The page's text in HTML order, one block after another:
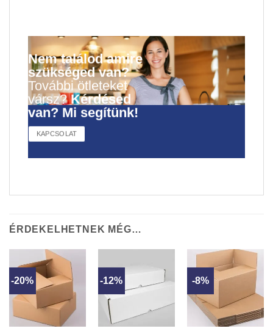
Nem találod amire
szükséged van?
További ötleteket
vársz?Kérdésed
van? Mi segítünk!
KAPCSOLAT
ÉRDEKELHETNEK MÉG…
-20% -12% -8%